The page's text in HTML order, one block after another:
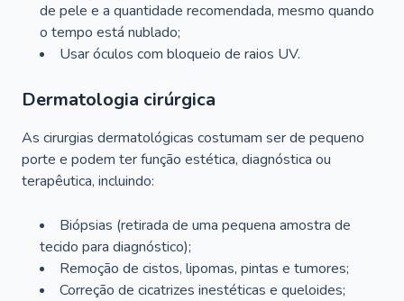
de pele e a quantidade recomendada, mesmo quando
o tempo está nublado;
Usar óculos com bloqueio de raios UV.
Dermatologia cirúrgica
As cirurgias dermatológicas costumam ser de pequeno
porte e podem ter função estética, diagnóstica ou
terapêutica, incluindo:
Biópsias (retirada de uma pequena amostra de
tecido para diagnóstico);
Remoção de cistos, lipomas, pintas e tumores;
Correção de cicatrizes inestéticas e queloides;